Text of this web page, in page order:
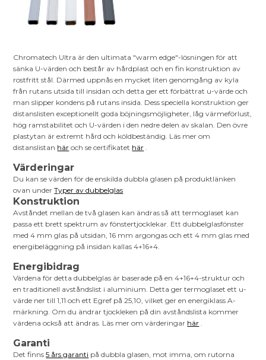
Chromatech Ultra är den ultimata "warm edge"-lösningen för att
sänka U-värden och består av hårdplast och en fin konstruktion av
rostfritt stål. Därmed uppnås en mycket liten genomgång av kyla
från rutans utsida till insidan och detta ger ett förbättrat u-värde och
man slipper kondens på rutans insida. Dess speciella konstruktion ger
distanslisten exceptionellt goda böjningsmöjligheter, låg värmeförlust,
hög ramstabilitet och U-värden i den nedre delen av skalan. Den övre
plastytan är extremt hård och köldbeständig. Läs mer om
distanslistan här och se certifikatet här .
Värderingar
Du kan se värden för de enskilda dubbla glasen på produktlänken
ovan underTyper av dubbelglas
Konstruktion
Avståndet mellan de två glasen kan ändras så att termoglaset kan
passa ett brett spektrum av fönstertjocklekar. Ett dubbelglasfönster
med 4 mm glas på utsidan, 16 mm argongas och ett 4 mm glas med
energibeläggning på insidan kallas 4+16+4.
Energibidrag
Värdena för detta dubbelglas är baserade på en 4+16+4-struktur och
en traditionell avståndslist i aluminium. Detta ger termoglaset ett u-
värde ner till 1,11 och ett Egref på 25,10, vilket ger en energiklass A-
märkning. Om du ändrar tjockleken på din avståndslista kommer
värdena också att ändras. Läs mer om värderingar här .
Garanti
Det finns5 års garanti på dubbla glasen, mot imma, om rutorna